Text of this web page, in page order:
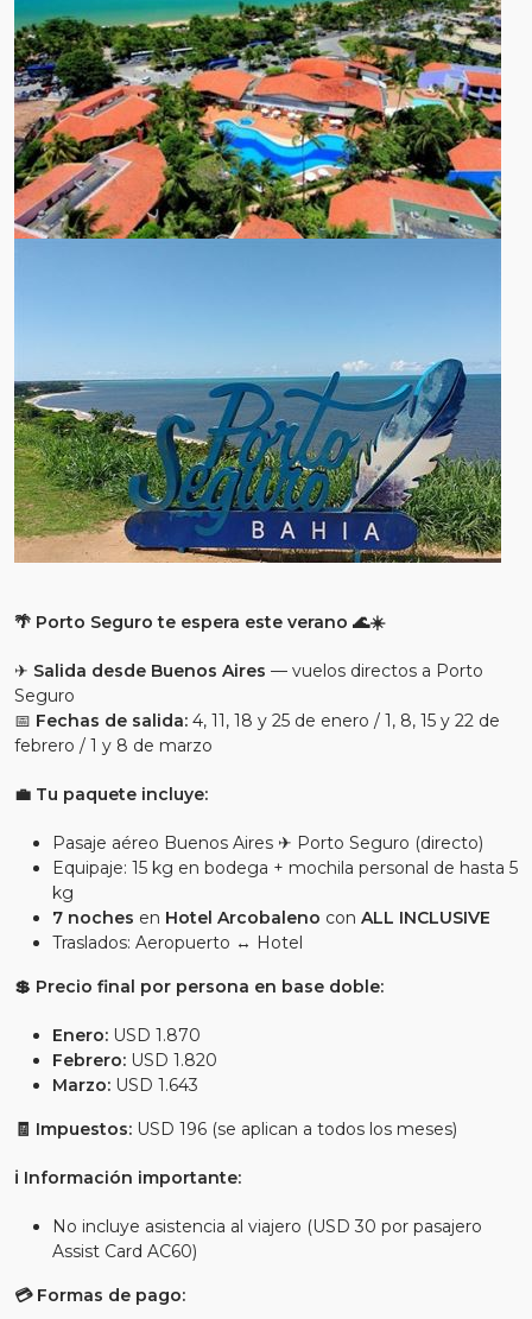
🌴 Porto Seguro te espera este verano 🌊☀️
✈ Salida desde Buenos Aires — vuelos directos a Porto
Seguro
📅 Fechas de salida: 4, 11, 18 y 25 de enero / 1, 8, 15 y 22 de
febrero / 1 y 8 de marzo
💼 Tu paquete incluye:
Pasaje aéreo Buenos Aires ✈ Porto Seguro (directo)
Equipaje: 15 kg en bodega + mochila personal de hasta 5
kg
7 noches en Hotel Arcobaleno con ALL INCLUSIVE
Traslados: Aeropuerto ↔ Hotel
💲 Precio final por persona en base doble:
Enero: USD 1.870
Febrero: USD 1.820
Marzo: USD 1.643
🧾 Impuestos: USD 196 (se aplican a todos los meses)
ℹ Información importante:
No incluye asistencia al viajero (USD 30 por pasajero
Assist Card AC60)
💳 Formas de pago: